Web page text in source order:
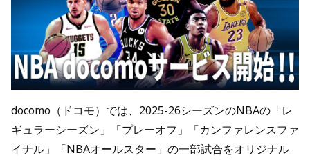
docomo（ドコモ）では、2025-26シーズンのNBAの「レ
ギュラーシーズン」「プレーオフ」「カンファレンスファ
イナル」「NBAオールスター」の一部試合をオリジナル